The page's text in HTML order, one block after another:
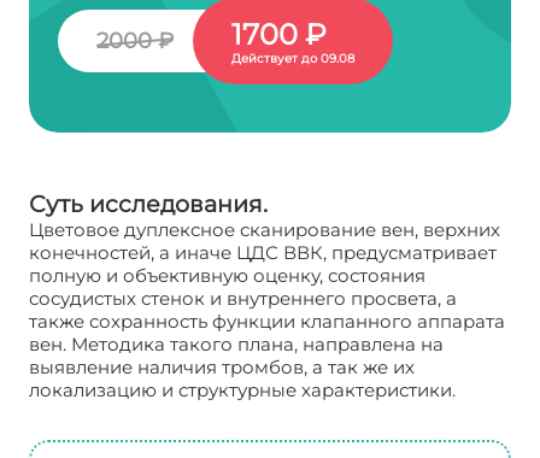
2000 ₽ 1700 ₽
Действует до 09.08
Суть исследования.
Цветовое дуплексное сканирование вен, верхних
конечностей, а иначе ЦДС ВВК, предусматривает
полную и объективную оценку, состояния
сосудистых стенок и внутреннего просвета, а
также сохранность функции клапанного аппарата
вен. Методика такого плана, направлена на
выявление наличия тромбов, а так же их
локализацию и структурные характеристики.